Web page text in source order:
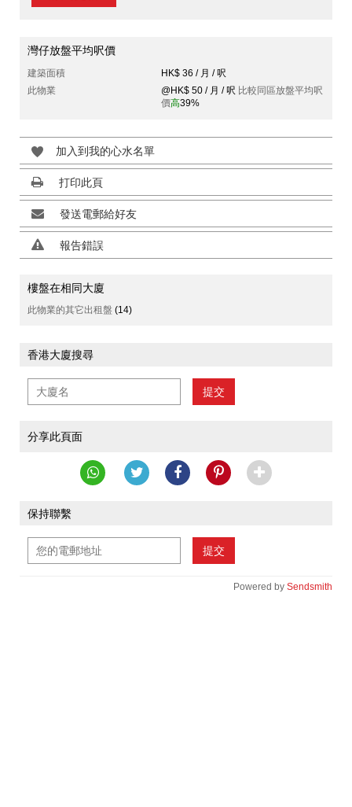
灣仔放盤平均呎價
建築面積
HK$ 36 / 月 / 呎
此物業
@HK$ 50 / 月 / 呎 比較同區放盤平均呎
價高39%
加入到我的心水名單
打印此頁
發送電郵給好友
報告錯誤
樓盤在相同大廈
此物業的其它出租盤 (14)
香港大廈搜尋
提交
分享此頁面
保持聯繫
提交
Powered by Sendsmith